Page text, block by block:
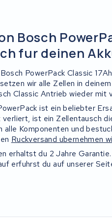
Bosch
fur deinen
PowerPack Classic
wir alle Zellen in
Classic Antrieb wieder mit
ist ein beliebter
ist ein Zellentausch
Komponenten und
Ruckversand ubernehmen
erhaltst du 2 Jahre
erfuhrst du auf unserer